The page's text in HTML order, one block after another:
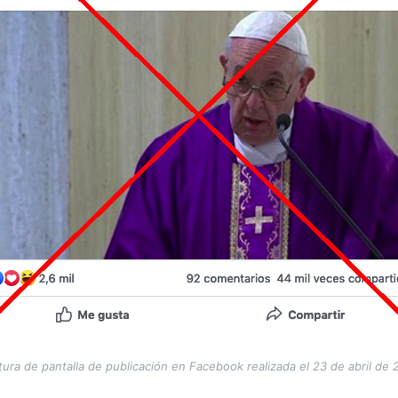
de pantalla de publicación en Facebook realizada el 23 de abril de